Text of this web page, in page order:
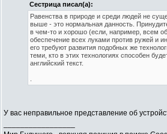
Сестрица писал(а):
Равенства в природе и среди людей не
выше - это нормальная данность.
в чем-то и хорошо (если, например, всем
обеспечение всех луками против ружей и
его требуют развития подобных же
теми, кто в этих технологиях способен
английский текст.
У вас неправильное представление об